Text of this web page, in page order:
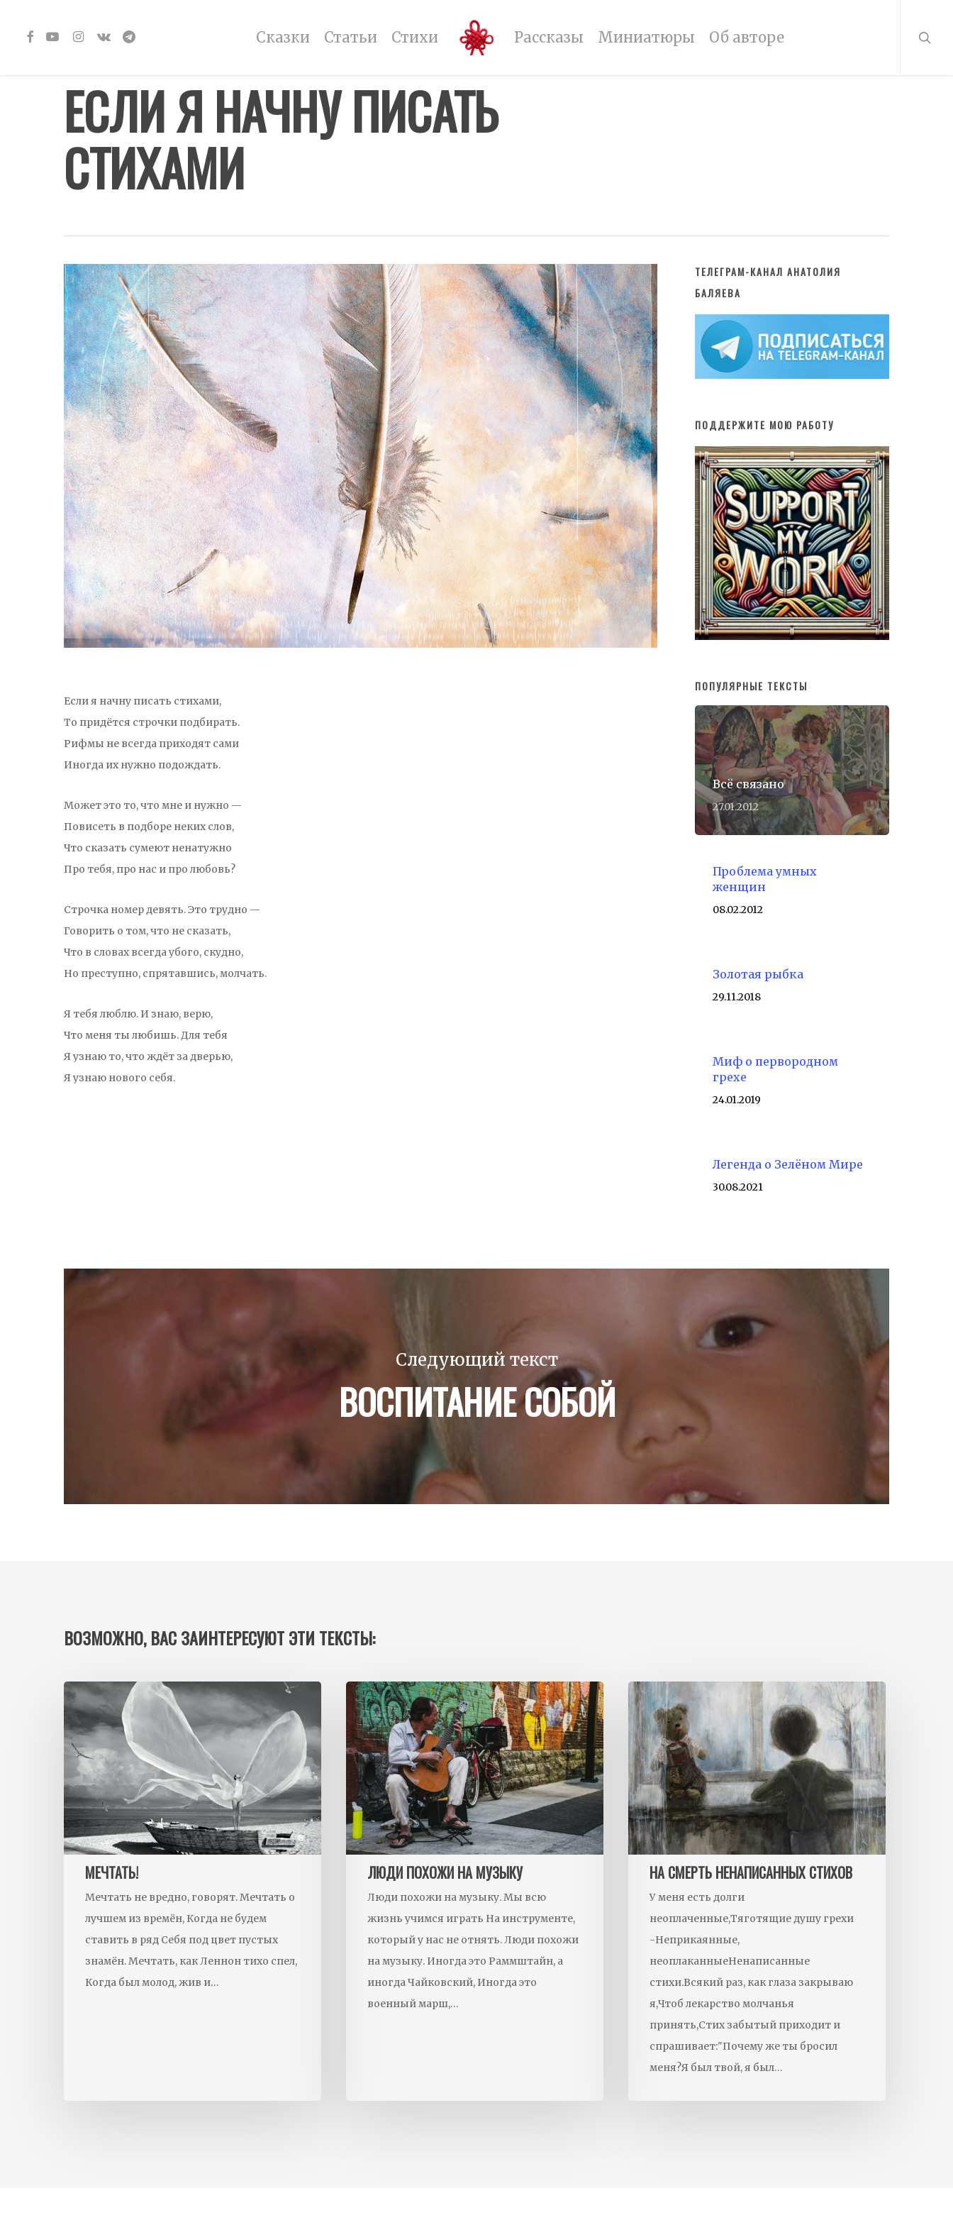
Сказки Статьи Стихи Рассказы Миниатюры Об авторе
facebook
youtubeinstagram
vk telegram
ЕСЛИ Я НАЧНУ ПИСАТЬ
СТИХАМИ
Если я начну писать стихами,
То придётся строчки подбирать.
Рифмы не всегда приходят сами
Иногда их нужно подождать.
Может это то, что мне и нужно —
Повисеть в подборе неких слов,
Что сказать сумеют ненатужно
Про тебя, про нас и про любовь?
Строчка номер девять. Это трудно —
Говорить о том, что не сказать,
Что в словах всегда убого, скудно,
Но преступно, спрятавшись, молчать.
Я тебя люблю. И знаю, верю,
Что меня ты любишь. Для тебя
Я узнаю то, что ждёт за дверью,
Я узнаю нового себя.
ТЕЛЕГРАМ-КАНАЛ АНАТОЛИЯ
БАЛЯЕВА
ПОДДЕРЖИТЕ МОЮ РАБОТУ
ПОПУЛЯРНЫЕ ТЕКСТЫ
Всё связано
27.01.2012
Проблема умных
женщин
08.02.2012
Золотая рыбка
29.11.2018
Миф о первородном
грехе
24.01.2019
Легенда о Зелёном Мире
30.08.2021
Следующий текст
ВОСПИТАНИЕ СОБОЙ
ВОЗМОЖНО, ВАС ЗАИНТЕРЕСУЮТ ЭТИ ТЕКСТЫ:
МЕЧТАТЬ!
Мечтать не вредно, говорят. Мечтать о
лучшем из времён, Когда не будем
ставить в ряд Себя под цвет пустых
знамён. Мечтать, как Леннон тихо спел,
Когда был молод, жив и…
ЛЮДИ ПОХОЖИ НА МУЗЫКУ
Люди похожи на музыку. Мы всю
жизнь учимся играть На инструменте,
который у нас не отнять. Люди похожи
на музыку. Иногда это Раммштайн, а
иногда Чайковский, Иногда это
военный марш,…
НА СМЕРТЬ НЕНАПИСАННЫХ СТИХОВ
У меня есть долги
неоплаченные,Тяготящие душу грехи
-Неприкаянные,
неоплаканныеНенаписанные
стихи.Всякий раз, как глаза закрываю
я,Чтоб лекарство молчанья
принять,Стих забытый приходит и
спрашивает:"Почему же ты бросил
меня?Я был твой, я был…